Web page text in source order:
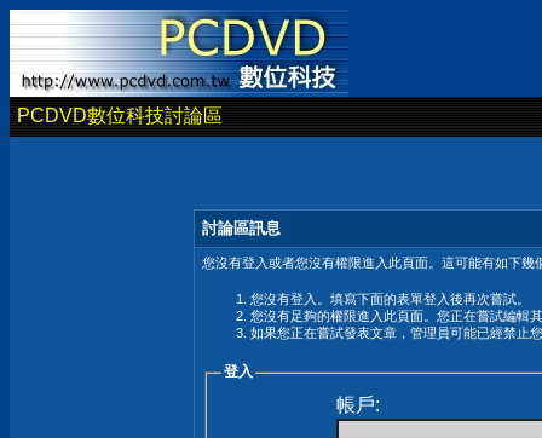
PCDVD數位科技討論區
討論區訊息
您沒有登入或者您沒有權限進入此頁面。這可能有如下幾
您沒有登入。填寫下面的表單登入後再次嘗試。
您沒有足夠的權限進入此頁面。您正在嘗試編輯
如果您正在嘗試發表文章，管理員可能已經禁止
登入
帳戶: